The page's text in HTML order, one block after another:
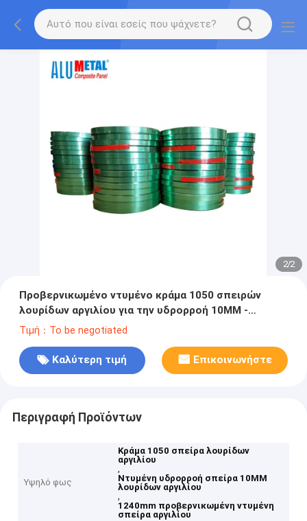
2/2
Προβερνικωμένο ντυμένο κράμα 1050 σπειρών
λουρίδων αργιλίου για την υδρορροή 10MM -
1240mm
Τιμή：To be negotiated
Καλύτερη τιμή Επικοινωνήστε
Περιγραφή Προϊόντων
Υψηλό φως
Κράμα 1050 σπείρα λουρίδων
αργιλίου
,
Ντυμένη υδρορροή σπείρα 10MM
λουρίδων αργιλίου
,
1240mm προβερνικωμένη ντυμένη
σπείρα αργιλίου